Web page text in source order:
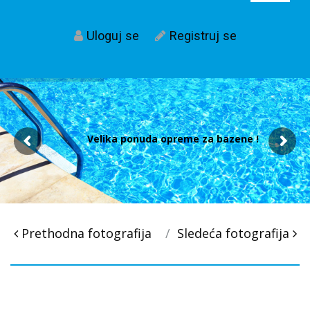
Uloguj se Registruj se
Velika ponuda opreme za bazene !
Post
Prethodna fotografija Sledeća fotografija